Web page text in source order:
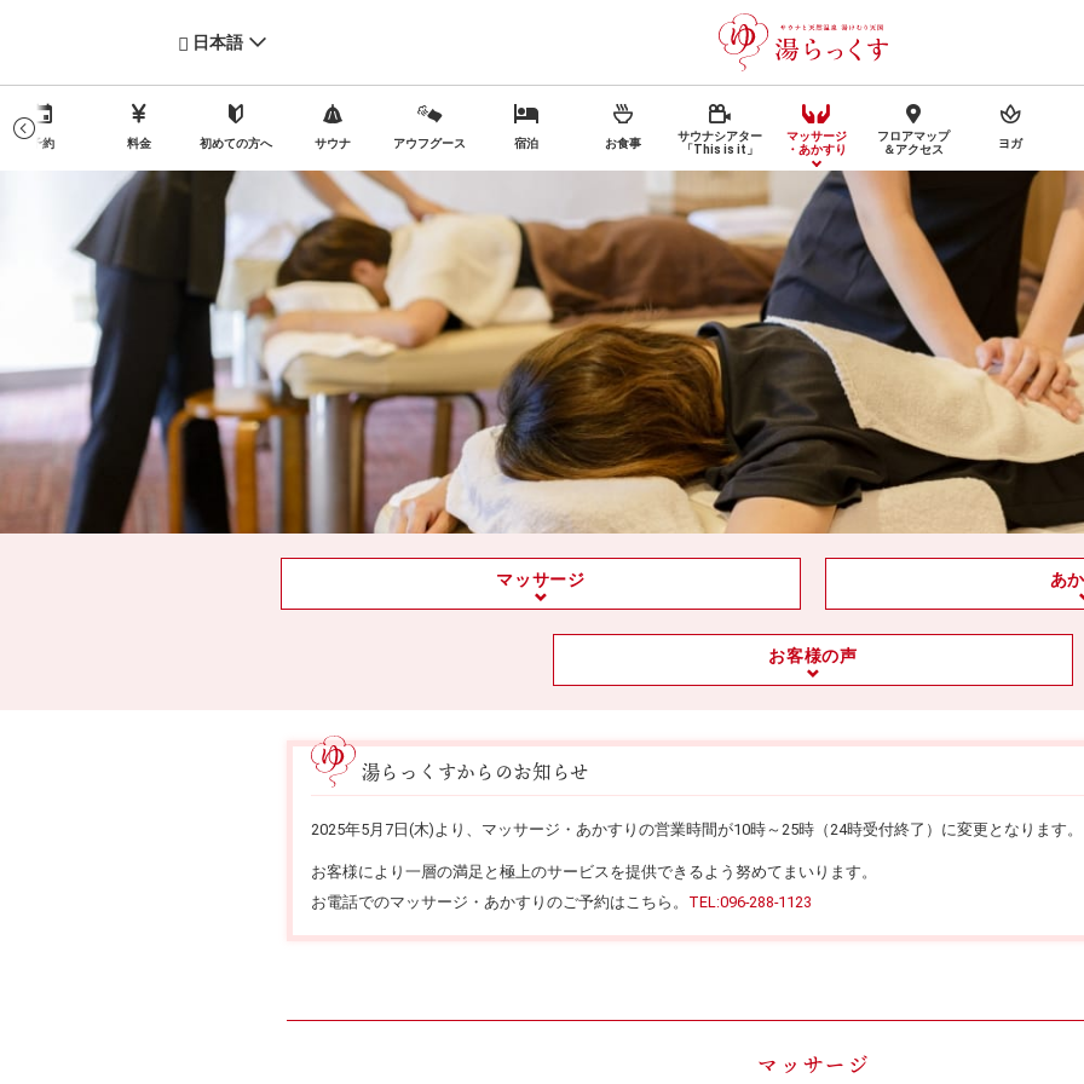
日本語
予約 料金 初めての方へ サウナ アウフグース 宿泊 お食事
サウナシアター
「This is it」
マッサージ
・あかすり
フロアマップ
＆アクセス
ヨガ
マッサージ あ
お客様の声
湯らっくすからのお知らせ
2025年5月7日(木)より、マッサージ・あかすりの営業時間が10時～25時（24時受付終了）に変更となります。
お客様により一層の満足と極上のサービスを提供できるよう努めてまいります。
お電話でのマッサージ・あかすりのご予約はこちら。 TEL:096-288-1123
マッサージ